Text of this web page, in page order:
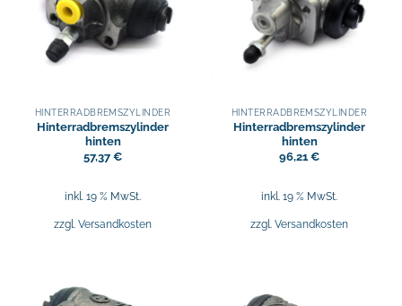
HINTERRADBREMSZYLINDER
Hinterradbremszylinder
hinten
57,37€
inkl. 19 % MwSt.
zzgl. Versandkosten
HINTERRADBREMSZYLINDER
Hinterradbremszylinder
hinten
96,21€
inkl. 19 % MwSt.
zzgl. Versandkosten